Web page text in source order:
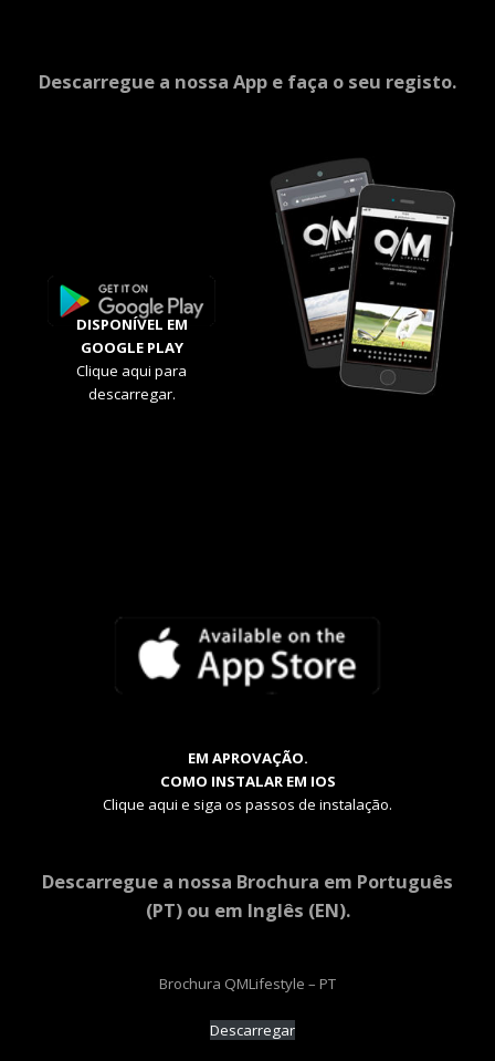
Descarregue a nossa App e faça o seu registo.
DISPONÍVEL EM
GOOGLE PLAY
Clique aqui para
descarregar.
EM APROVAÇÃO.
COMO INSTALAR EM IOS
Clique aqui e siga os passos de instalação.
Descarregue a nossa Brochura em Português
(PT) ou em Inglês (EN).
Brochura QMLifestyle – PT
Descarregar